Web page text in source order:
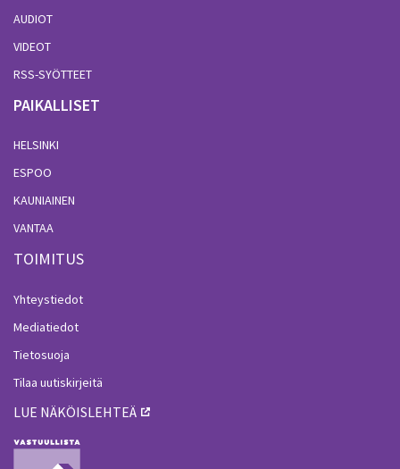
AUDIOT
VIDEOT
RSS-SYÖTTEET
PAIKALLISET
HELSINKI
ESPOO
KAUNIAINEN
VANTAA
TOIMITUS
Yhteystiedot
Mediatiedot
Tietosuoja
Tilaa uutiskirjeitä
LUE NÄKÖISLEHTEÄ